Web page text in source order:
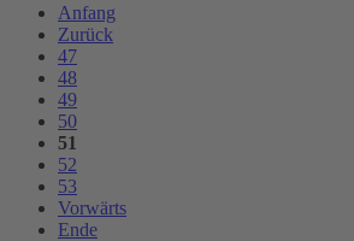
Anfang
Zurück
47
48
49
50
51
52
53
Vorwärts
Ende